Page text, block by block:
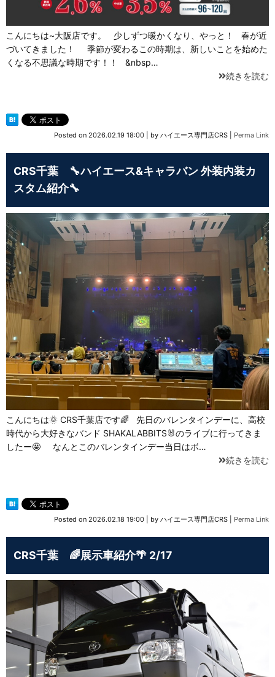
こんにちは~大阪店です。 少しずつ暖かくなり、やっと！ 春が近
づいてきました！ 季節が変わるこの時期は、新しいことを始めた
くなる不思議な時期です！！ &nbsp…
続きを読む
Posted on 2026.02.19 18:00 by ハイエース専門店CRS Perma Link
CRS千葉 🔧ハイエース&キャラバン 外装内装カ
スタム紹介🔧
こんにちは🌞 CRS千葉店です🌈 先日のバレンタインデーに、高校
時代から大好きなバンド SHAKALABBITS🐰のライブに行ってきま
したー🤩 なんとこのバレンタインデー当日はボ…
続きを読む
Posted on 2026.02.18 19:00 by ハイエース専門店CRS Perma Link
CRS千葉 🌈展示車紹介🌴 2/17